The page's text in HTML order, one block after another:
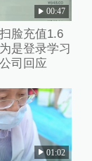
00:47
脸充值1.6
是登录学习
司回应
01:02